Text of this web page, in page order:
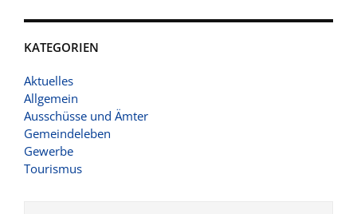
KATEGORIEN
Aktuelles
Allgemein
Ausschüsse und Ämter
Gemeindeleben
Gewerbe
Tourismus